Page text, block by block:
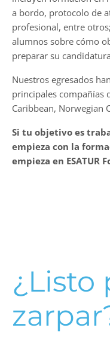
a bordo, protocolo de
profesional, entre
alumnos sobre cómo
preparar su
Nuestros egresados
principales compañías
Caribbean, Norwegian
Si tu objetivo es
empieza con la
empieza en ESATUR
¿Listo